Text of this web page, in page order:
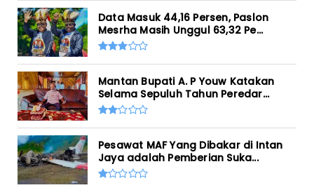
Data Masuk 44,16 Persen, Paslon
Mesrha Masih Unggul 63,32 Pe...
Mantan Bupati A. P Youw Katakan
Selama Sepuluh Tahun Peredar...
Pesawat MAF Yang Dibakar di Intan
Jaya adalah Pemberian Suka...